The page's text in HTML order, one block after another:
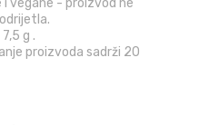
g .
proizvoda sadrži 20